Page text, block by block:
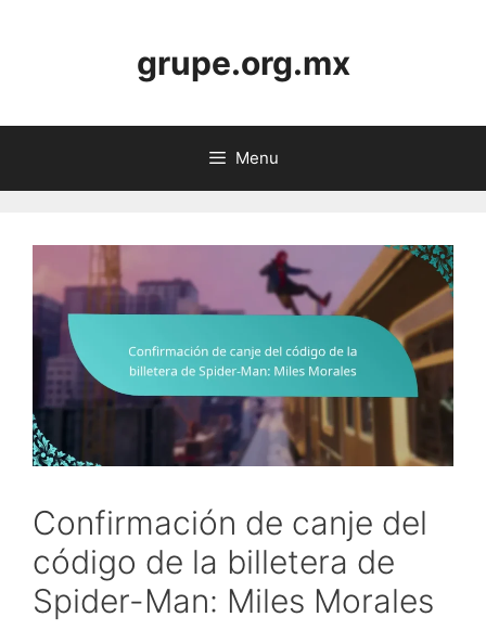
grupe.org.mx
Menu
Confirmación de canje del
código de la billetera de
Spider-Man: Miles Morales